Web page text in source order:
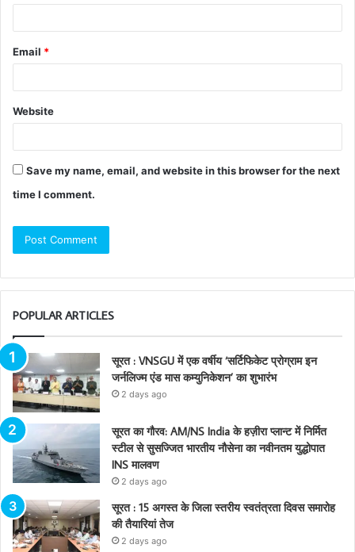
Email *
Website
Save my name, email, and website in this browser for the next
time I comment.
POPULAR ARTICLES
सूरत : VNSGU में एक वर्षीय ‘सर्टिफिकेट प्रोग्राम इन
जर्नलिज्म एंड मास कम्युनिकेशन’ का शुभारंभ
2 days ago
सूरत का गौरव: AM/NS India के हज़ीरा प्लान्ट में निर्मित
स्टील से सुसज्जित भारतीय नौसेना का नवीनतम युद्धोपात
INS मालवण
2 days ago
सूरत : 15 अगस्त के जिला स्तरीय स्वतंत्रता दिवस समारोह
की तैयारियां तेज
2 days ago